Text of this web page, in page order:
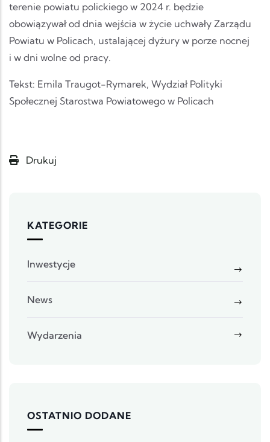
terenie powiatu polickiego w 2024 r. będzie
obowiązywał od dnia wejścia w życie uchwały Zarządu
Powiatu w Policach, ustalającej dyżury w porze nocnej
i w dni wolne od pracy.
Tekst: Emila Traugot-Rymarek, Wydział Polityki
Społecznej Starostwa Powiatowego w Policach
Drukuj
KATEGORIE
Inwestycje
News
Wydarzenia
OSTATNIO DODANE